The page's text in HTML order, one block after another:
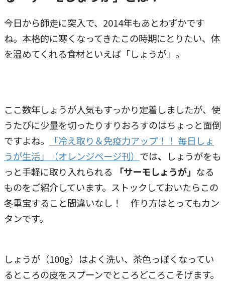
今日から師走に突入で、2014年もあとわずかです
ね。本格的に寒くなってきたこの時期にとりたい、体
を温めてくれる食材といえば「しょうが」。
ここ数年しょうが人気もすっかり定着しましたが、使
うたびに少量を切ったりすりおろすのはちょっと面倒
ですよね。
「冷え取り＆免疫力アップ！！ 毎日しょ
うが生活」（オレンジページ刊） では、 しょうがをも
っと手軽に取り入れられる
「サーモしょうが」 なる
ものをご紹介しています。ストックしておいたらこの
冬重宝すること間違いなし！ 作り方はとってもカン
タンです。
しょうが（100g）はよく洗い、茶色っぽくなってい
るところの皮をスプーンでところどころこそげます。